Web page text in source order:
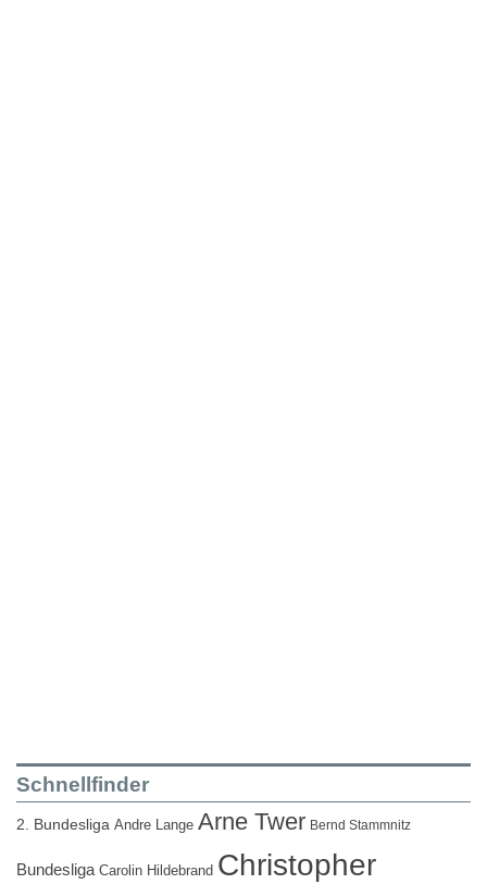
Schnellfinder
2. Bundesliga Andre Lange Arne Twer Bernd Stammnitz
Bundesliga Carolin Hildebrand Christopher